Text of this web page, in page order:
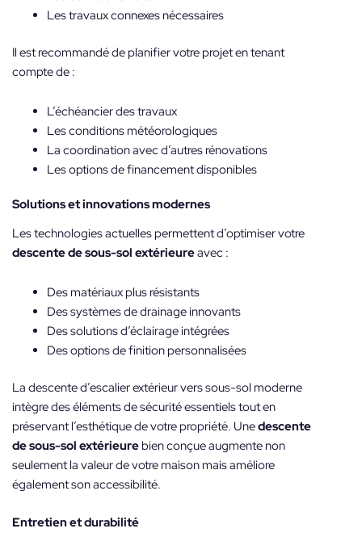
Les travaux connexes nécessaires
Il est recommandé de planifier votre projet en tenant
compte de :
L’échéancier des travaux
Les conditions météorologiques
La coordination avec d’autres rénovations
Les options de financement disponibles
Solutions et innovations modernes
Les technologies actuelles permettent d’optimiser votre
descente de sous-sol extérieureavec :
Des matériaux plus résistants
Des systèmes de drainage innovants
Des solutions d’éclairage intégrées
Des options de finition personnalisées
La descente d’escalier extérieur vers sous-sol moderne
intègre des éléments de sécurité essentiels tout en
préservant l’esthétique de votre propriété. Unedescente
de sous-sol extérieurebien conçue augmente non
seulement la valeur de votre maison mais améliore
également son accessibilité.
Entretien et durabilité